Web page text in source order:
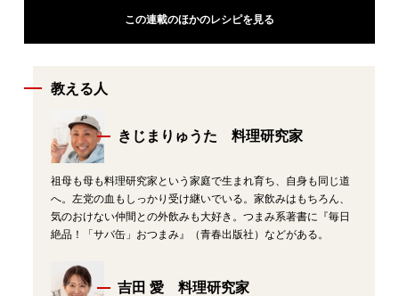
この連載のほかのレシピを見る
教える人
きじまりゅうた 料理研究家
祖母も母も料理研究家という家庭で生まれ育ち、自身も同じ道
へ。左党の血もしっかり受け継いでいる。家飲みはもちろん、
気のおけない仲間との外飲みも大好き。つまみ系著書に『毎日
絶品！「サバ缶」おつまみ』（青春出版社）などがある。
吉田 愛 料理研究家